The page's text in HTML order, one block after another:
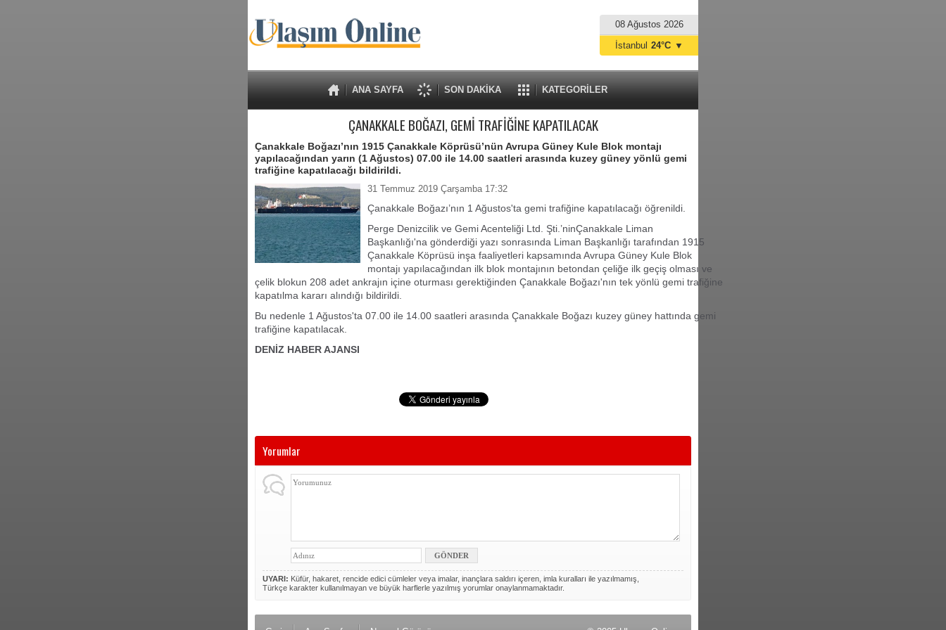
08 Ağustos 2026
ANA SAYFA SON DAKİKA KATEGORİLER
İstanbul 24°C ▼
ÇANAKKALE BOĞAZI, GEMİ TRAFİĞİNE KAPATILACAK
Çanakkale Boğazı’nın 1915 Çanakkale Köprüsü’nün Avrupa Güney Kule Blok montajı
yapılacağından yarın (1 Ağustos) 07.00 ile 14.00 saatleri arasında kuzey güney yönlü gemi
trafiğine kapatılacağı bildirildi.
31 Temmuz 2019 Çarşamba 17:32
Çanakkale Boğazı’nın 1 Ağustos'ta gemi trafiğine kapatılacağı öğrenildi.
Perge Denizcilik ve Gemi Acenteliği Ltd. Şti.’ninÇanakkale Liman
Başkanlığı'na gönderdiği yazı sonrasında Liman Başkanlığı tarafından 1915
Çanakkale Köprüsü inşa faaliyetleri kapsamında Avrupa Güney Kule Blok
montajı yapılacağından ilk blok montajının betondan çeliğe ilk geçiş olması ve
çelik blokun 208 adet ankrajın içine oturması gerektiğinden Çanakkale Boğazı'nın tek yönlü gemi trafiğine
kapatılma kararı alındığı bildirildi.
Bu nedenle 1 Ağustos'ta 07.00 ile 14.00 saatleri arasında Çanakkale Boğazı kuzey güney hattında gemi
trafiğine kapatılacak.
DENİZ HABER AJANSI
Yorumlar
UYARI: Küfür, hakaret, rencide edici cümleler veya imalar, inançlara saldırı içeren, imla kuralları ile yazılmamış,
Türkçe karakter kullanılmayan ve büyük harflerle yazılmış yorumlar onaylanmamaktadır.